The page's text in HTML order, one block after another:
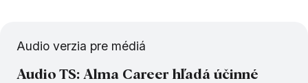
Audio verzia pre médiá
Audio TS: Alma Career hľadá účinné